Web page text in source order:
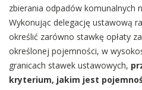
zbierania odpadów komunalnych
Wykonując delegację ustawową
określić zarówno stawkę opłaty
określonej pojemności, w
granicach stawek ustawowych,
kryterium, jakim jest